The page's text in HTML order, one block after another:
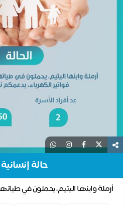
حالة إنسانية (9)
أرملة وابنها اليتيم، يحملون في طياتهم